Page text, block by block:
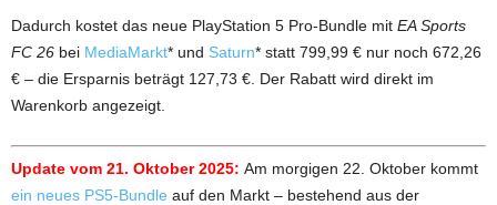
Dadurch kostet das neue PlayStation 5 Pro-Bundle mit EA Sports
FC 26 bei MediaMarkt* und Saturn* statt 799,99 € nur noch 672,26
€ – die Ersparnis beträgt 127,73 €. Der Rabatt wird direkt im
Warenkorb angezeigt.
Update vom 21. Oktober 2025: Am morgigen 22. Oktober kommt
ein neues PS5-Bundle auf den Markt – bestehend aus der